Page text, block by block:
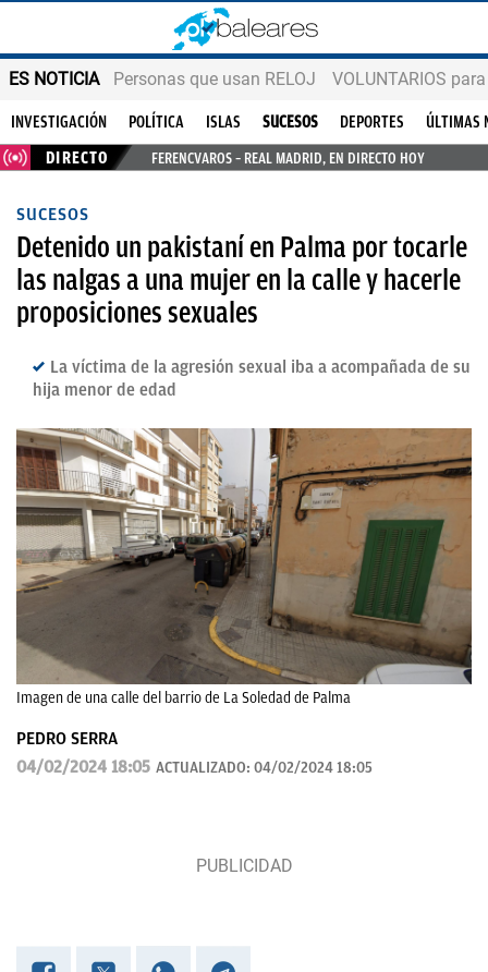
ES NOTICIA Personas que usan RELOJ VOLUNTARIOS
INVESTIGACIÓN POLÍTICA ISLAS SUCESOS DEPORTES
ÚLTIMAS
DIRECTO
FERENCVAROS – REAL MADRID, EN DIRECTO HOY
SUCESOS
Detenido un pakistaní en Palma por tocarle
las nalgas a una mujer en la calle y hacerle
proposiciones sexuales
La víctima de la agresión sexual iba a acompañada de su
hija menor de edad
Imagen de una calle del barrio de La Soledad de Palma
PEDRO SERRA
04/02/2024 18:05 ACTUALIZADO: 04/02/2024 18:05